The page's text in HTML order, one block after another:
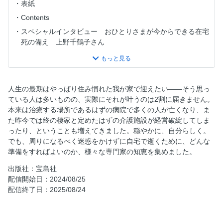
表紙
Contents
スペシャルインタビュー おひとりさまが今からできる在宅
死の備え 上野千鶴子さん
＜Part 1＞自宅で最期を迎えるための10のポイント
人生の最期を「どう迎えたいか」決めるのは、医師でも家族
【在宅死のポイント１】もし病院で死ぬことになったら「最
期まで自分らしかった」と思えますか？
【在宅死のポイント２】在宅で最期を迎える最大のメリット
は納得のいく選択をじっくり選べること
【在宅死のポイント３】誰もが迎える「いつか」のその日ま
でポジティブに暮らせるのが在宅死
【在宅死のポイント４】不安だから・心配だからという理由
で介護施設に入居してはいけない
【在宅死のポイント５】在宅死を叶えるために必要なお金や
人生の最期はやっぱり住み慣れた我が家で迎えたい――そう思っ
ている人は多いものの、実際にそれが叶うのは2割に届きません。
本来は治療する場所であるはずの病院で多くの人が亡くなり、ま
た昨今では終の棲家と定めたはずの介護施設が経営破綻してしま
ったり、ということも増えてきました。穏やかに、自分らしく。
でも、周りになるべく迷惑をかけずに自宅で逝くために、どんな
準備をすればよいのか、様々な専門家の知恵を集めました。
出版社：宝島社
配信開始日：2024/08/25
配信終了日：2025/08/24